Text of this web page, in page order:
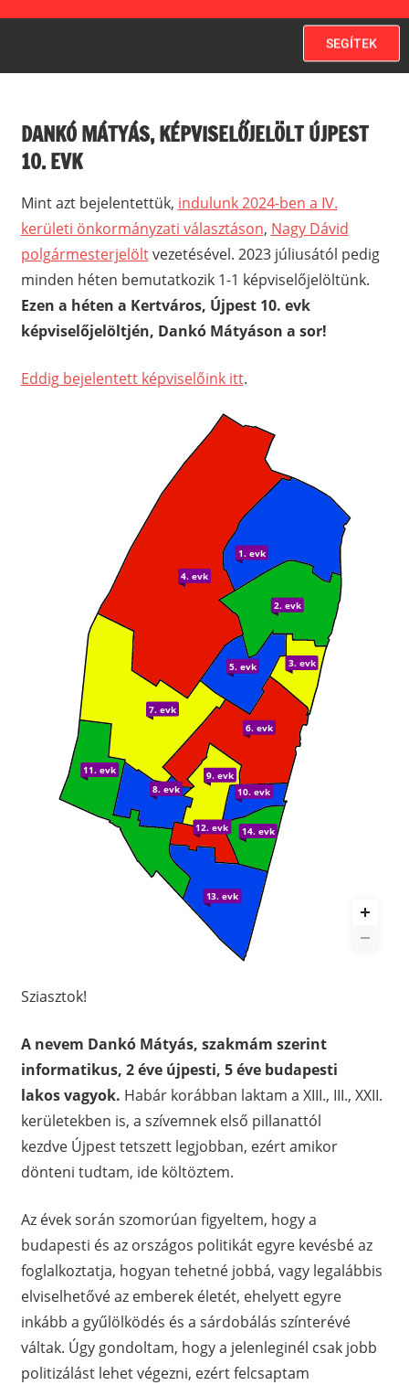
SEGÍTEK
DANKÓ MÁTYÁS, KÉPVISELŐJELÖLT ÚJPEST
10. EVK
Mint azt bejelentettük, indulunk 2024-ben a IV.
kerületi önkormányzati választáson, Nagy Dávid
polgármesterjelöltvezetésével. 2023 júliusától pedig
minden héten bemutatkozik 1-1 képviselőjelöltünk.
Ezen a héten a Kertváros, Újpest 10. evk
képviselőjelöltjén, Dankó Mátyáson a sor!
Eddig bejelentett képviselőink itt.
4. evk
1. evk
2. evk
7. evk
5. evk 3. evk
6. evk
9. evk
11. evk
8. evk
10. evk
12. evk 14. evk
13. evk
Sziasztok!
A nevem Dankó Mátyás, szakmám szerint
informatikus, 2 éve újpesti, 5 éve budapesti
lakos vagyok. Habár korábban laktam a XIII., III., XXII.
kerületekben is, a szívemnek első pillanattól
kezdve Újpest tetszett legjobban, ezért amikor
dönteni tudtam, ide költöztem.
Az évek során szomorúan figyeltem, hogy a
budapesti és az országos politikát egyre kevésbé az
foglalkoztatja, hogyan tehetné jobbá, vagy legalábbis
elviselhetővé az emberek életét, ehelyett egyre
inkább a gyűlölködés és a sárdobálás színterévé
váltak. Úgy gondoltam, hogy a jelenleginél csak jobb
politizálást lehet végezni, ezért felcsaptam